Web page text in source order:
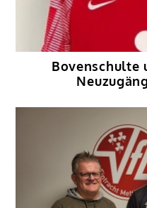
Bovenschulte